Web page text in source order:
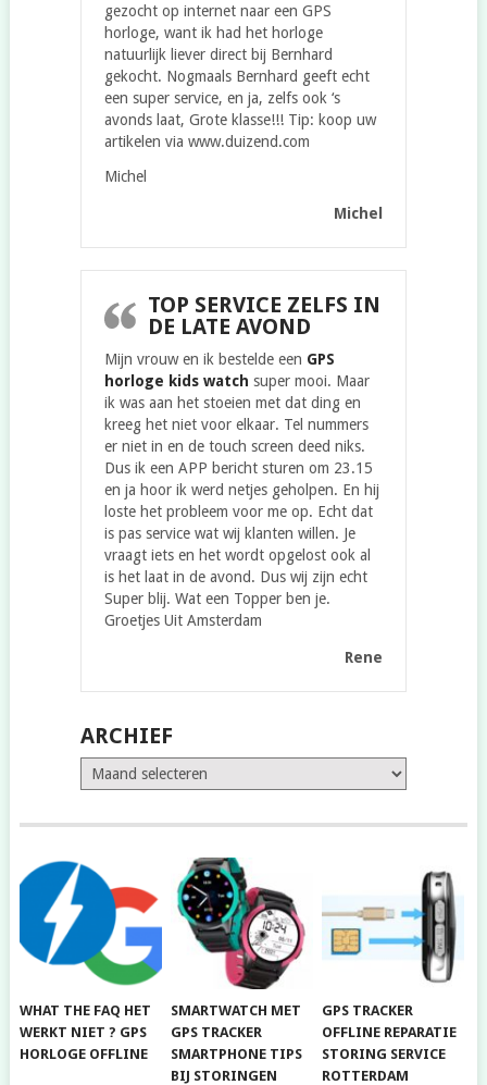
gezocht op internet naar een GPS
horloge, want ik had het horloge
natuurlijk liever direct bij Bernhard
gekocht. Nogmaals Bernhard geeft echt
een super service, en ja, zelfs ook ‘s
avonds laat, Grote klasse!!! Tip: koop uw
artikelen via www.duizend.com
Michel
Michel
TOP SERVICE ZELFS IN
DE LATE AVOND
Mijn vrouw en ik bestelde een GPS
horloge kids watch super mooi. Maar
ik was aan het stoeien met dat ding en
kreeg het niet voor elkaar. Tel nummers
er niet in en de touch screen deed niks.
Dus ik een APP bericht sturen om 23.15
en ja hoor ik werd netjes geholpen. En hij
loste het probleem voor me op. Echt dat
is pas service wat wij klanten willen. Je
vraagt iets en het wordt opgelost ook al
is het laat in de avond. Dus wij zijn echt
Super blij. Wat een Topper ben je.
Groetjes Uit Amsterdam
Rene
ARCHIEF
Archief
WHAT THE FAQ HET
WERKT NIET ? GPS
HORLOGE OFFLINE
SMARTWATCH MET
GPS TRACKER
SMARTPHONE TIPS
BIJ STORINGEN
GPS TRACKER
OFFLINE REPARATIE
STORING SERVICE
ROTTERDAM